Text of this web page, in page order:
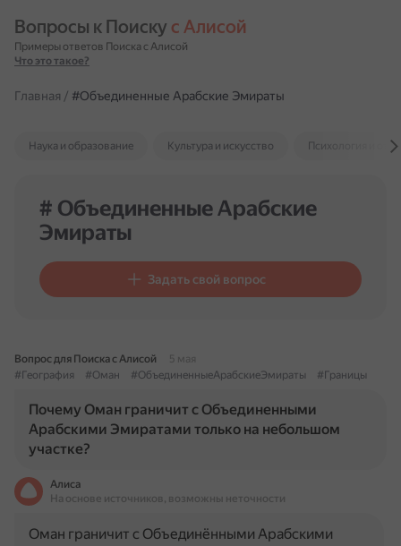
Вопросы к Поиску с Алисой
Примеры ответов Поиска с Алисой
Что это такое?
Главная / #Объединенные Арабские Эмираты
Наука и образование Культура и искусство Психология и
# Объединенные Арабские
Эмираты
Задать свой вопрос
Вопрос для Поиска с Алисой
5 мая
#География
#Оман #ОбъединенныеАрабскиеЭмираты #Границы
Почему Оман граничит с Объединенными
Арабскими Эмиратами только на небольшом
участке?
Алиса
На основе источников, возможны неточности
Оман граничит с Объединёнными Арабскими